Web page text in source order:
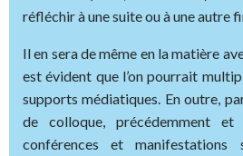
réfléchir à une suite ou à une autre
Il en sera de même en la matière
est évident que l’on pourrait
supports médiatiques. En outre,
de colloque, précédemment et
conférences et manifestations